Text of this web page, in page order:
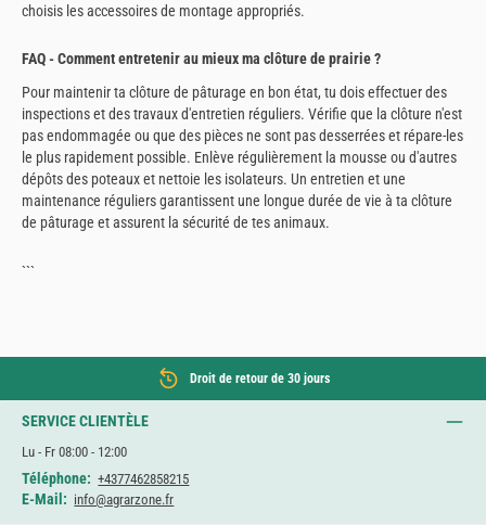
choisis les accessoires de montage appropriés.
FAQ - Comment entretenir au mieux ma clôture de prairie ?
Pour maintenir ta clôture de pâturage en bon état, tu dois effectuer des
inspections et des travaux d'entretien réguliers. Vérifie que la clôture n'est
pas endommagée ou que des pièces ne sont pas desserrées et répare-les
le plus rapidement possible. Enlève régulièrement la mousse ou d'autres
dépôts des poteaux et nettoie les isolateurs. Un entretien et une
maintenance réguliers garantissent une longue durée de vie à ta clôture
de pâturage et assurent la sécurité de tes animaux.
```
Droit de retour de 30 jours
SERVICE CLIENTÈLE
Lu - Fr 08:00 - 12:00
Téléphone: +4377462858215
E-Mail: info@agrarzone.fr